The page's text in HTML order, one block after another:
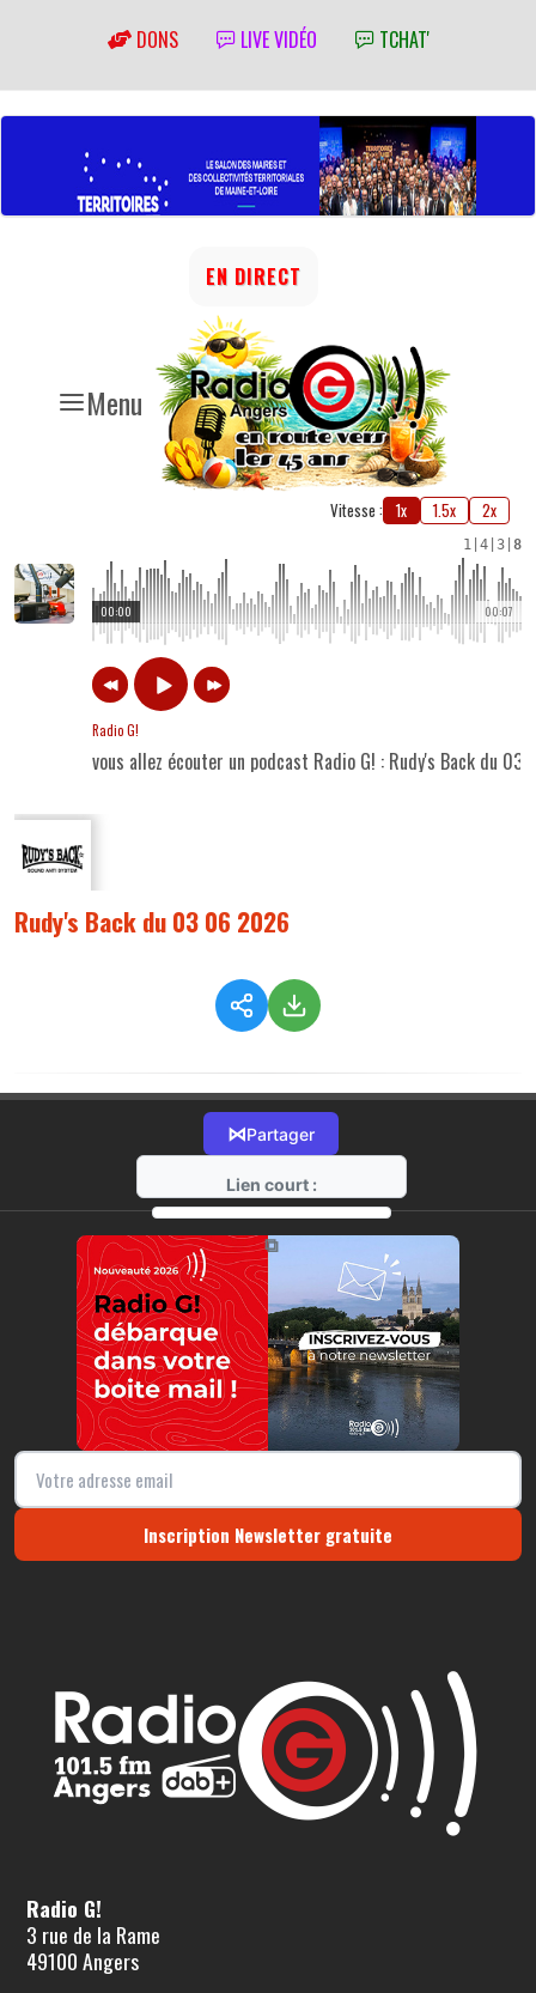
DONS LIVE VIDÉO TCHAT'
Menu
EN DIRECT
Vitesse : 1x 1.5x 2x
1 4 3 8
00:07
00:00
Radio G!
vous allez écouter un podcast Radio G! : Rudy's Back du 03
Rudy's Back du 03 06 2026
⋈Partager
Lien court :
https://radio-g.fr?22165
⧉
Inscription Newsletter gratuite
Radio G!
3 rue de la Rame
49100 Angers